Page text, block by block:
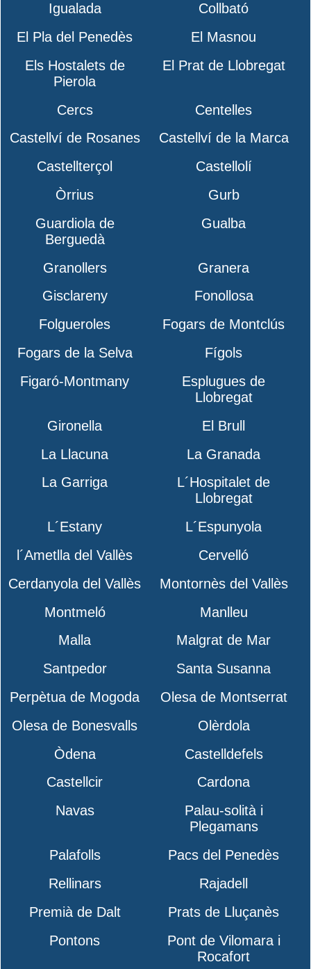
Igualada
Collbató
El Pla del Penedès
El Masnou
Els Hostalets de
Pierola
El Prat de Llobregat
Cercs
Centelles
Castellví de Rosanes
Castellví de la Marca
Castellterçol
Castellolí
Òrrius
Gurb
Guardiola de
Berguedà
Gualba
Granollers
Granera
Gisclareny
Fonollosa
Folgueroles
Fogars de Montclús
Fogars de la Selva
Fígols
Figaró-Montmany
Esplugues de
Llobregat
Gironella
El Brull
La Llacuna
La Granada
La Garriga
L´Hospitalet de
Llobregat
L´Estany
L´Espunyola
l´Ametlla del Vallès
Cervelló
Cerdanyola del Vallès
Montornès del Vallès
Montmeló
Manlleu
Malla
Malgrat de Mar
Santpedor
Santa Susanna
Perpètua de Mogoda
Olesa de Montserrat
Olesa de Bonesvalls
Olèrdola
Òdena
Castelldefels
Castellcir
Cardona
Navas
Palau-solità i
Plegamans
Palafolls
Pacs del Penedès
Rellinars
Rajadell
Premià de Dalt
Prats de Lluçanès
Pontons
Pont de Vilomara i
Rocafort